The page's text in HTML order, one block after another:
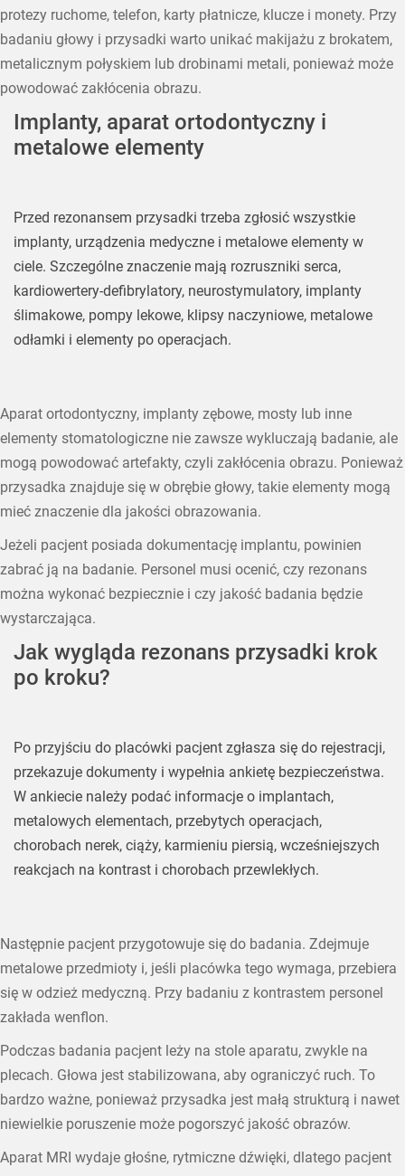
protezy ruchome, telefon, karty płatnicze, klucze i monety. Przy
badaniu głowy i przysadki warto unikać makijażu z brokatem,
metalicznym połyskiem lub drobinami metali, ponieważ może
powodować zakłócenia obrazu.
Implanty, aparat ortodontyczny i
metalowe elementy
Przed rezonansem przysadki trzeba zgłosić wszystkie
implanty, urządzenia medyczne i metalowe elementy w
ciele. Szczególne znaczenie mają rozruszniki serca,
kardiowertery-defibrylatory, neurostymulatory, implanty
ślimakowe, pompy lekowe, klipsy naczyniowe, metalowe
odłamki i elementy po operacjach.
Aparat ortodontyczny, implanty zębowe, mosty lub inne
elementy stomatologiczne nie zawsze wykluczają badanie, ale
mogą powodować artefakty, czyli zakłócenia obrazu. Ponieważ
przysadka znajduje się w obrębie głowy, takie elementy mogą
mieć znaczenie dla jakości obrazowania.
Jeżeli pacjent posiada dokumentację implantu, powinien
zabrać ją na badanie. Personel musi ocenić, czy rezonans
można wykonać bezpiecznie i czy jakość badania będzie
wystarczająca.
Jak wygląda rezonans przysadki krok
po kroku?
Po przyjściu do placówki pacjent zgłasza się do rejestracji,
przekazuje dokumenty i wypełnia ankietę bezpieczeństwa.
W ankiecie należy podać informacje o implantach,
metalowych elementach, przebytych operacjach,
chorobach nerek, ciąży, karmieniu piersią, wcześniejszych
reakcjach na kontrast i chorobach przewlekłych.
Następnie pacjent przygotowuje się do badania. Zdejmuje
metalowe przedmioty i, jeśli placówka tego wymaga, przebiera
się w odzież medyczną. Przy badaniu z kontrastem personel
zakłada wenflon.
Podczas badania pacjent leży na stole aparatu, zwykle na
plecach. Głowa jest stabilizowana, aby ograniczyć ruch. To
bardzo ważne, ponieważ przysadka jest małą strukturą i nawet
niewielkie poruszenie może pogorszyć jakość obrazów.
Aparat MRI wydaje głośne, rytmiczne dźwięki, dlatego pacjent